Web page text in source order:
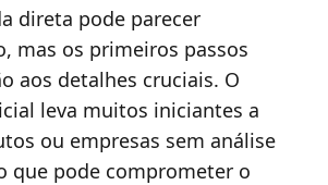
direta pode parecer
mas os primeiros passos
aos detalhes cruciais. O
leva muitos iniciantes a
ou empresas sem análise
que pode comprometer o